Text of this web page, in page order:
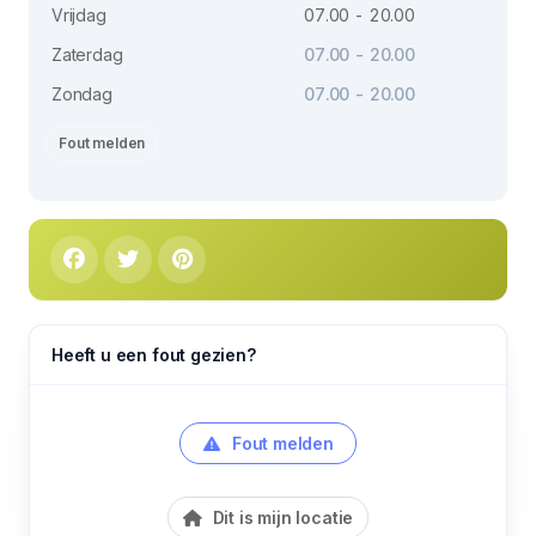
Vrijdag
07.00 - 20.00
Zaterdag
07.00 - 20.00
Zondag
07.00 - 20.00
Fout melden
Heeft u een fout gezien?
Fout melden
Dit is mijn locatie